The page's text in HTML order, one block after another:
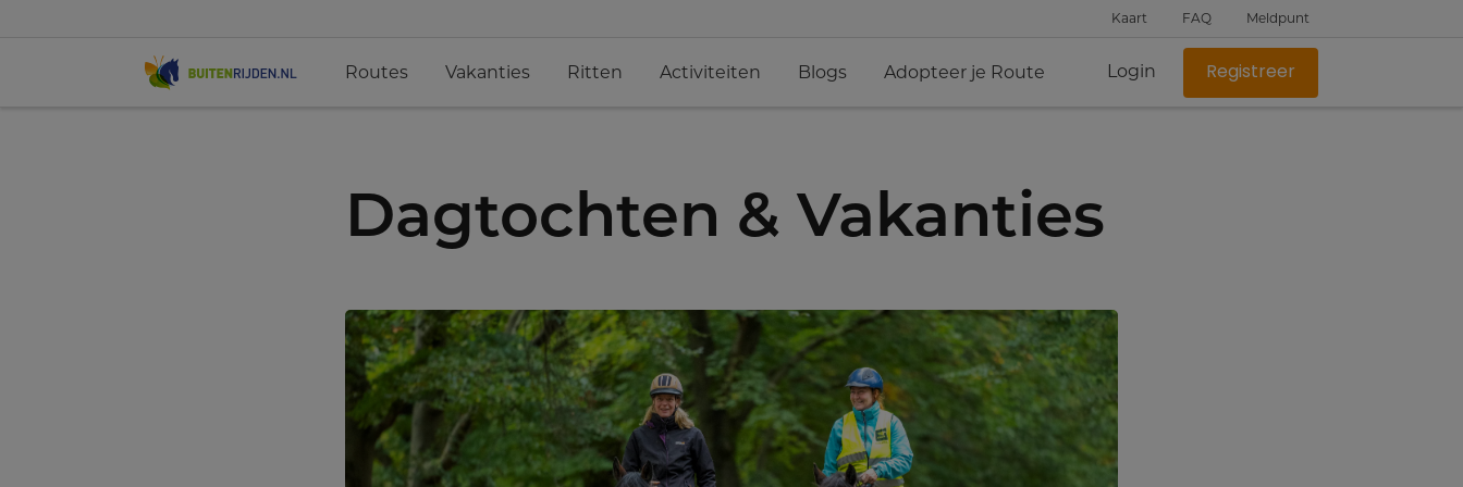
Kaart FAQ Meldpunt
Routes Vakanties Ritten Activiteiten Blogs Adopteer je Route Login Registreer
Dagtochten & Vakanties